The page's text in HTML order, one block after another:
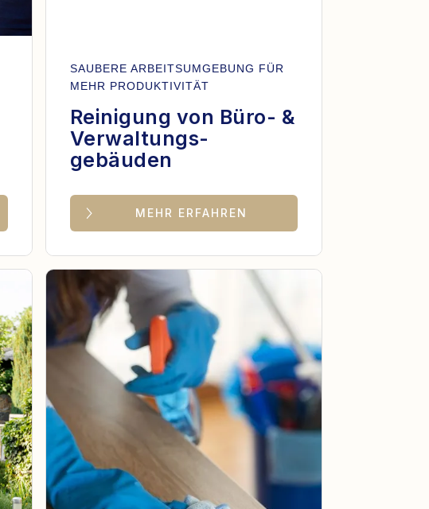
SAUBERE ARBEITSUMGEBUNG FÜR
MEHR PRODUKTIVITÄT
Reinigung von Büro- &
Verwaltungs-
gebäuden
MEHR ERFAHREN